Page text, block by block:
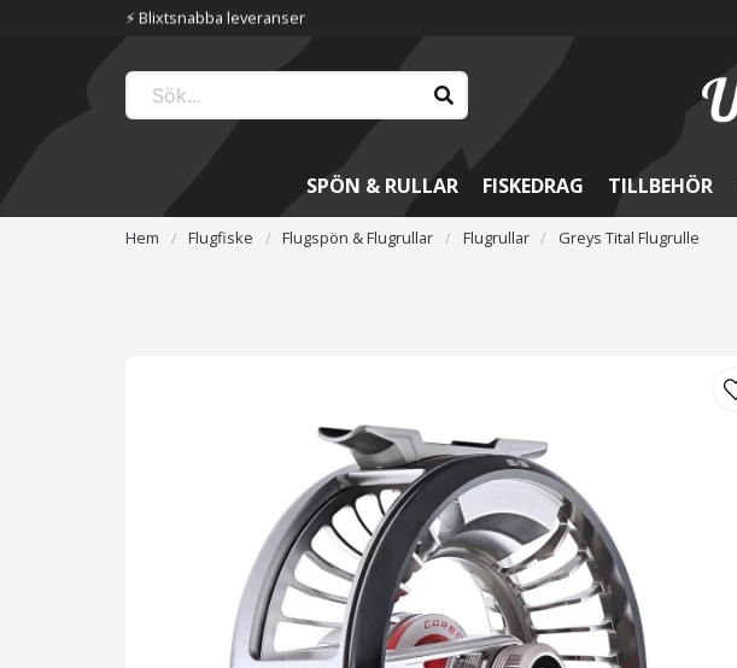
SPÖN & RULLAR FISKEDRAG TILLBEHÖR
Hem Flugfiske Flugspön & Flugrullar Flugrullar Greys Tital Flugrulle